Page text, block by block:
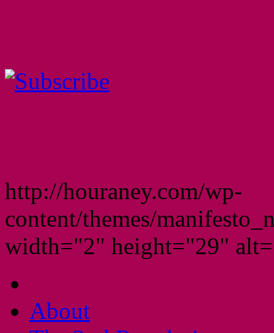
http://houraney.com/wp-
content/themes/
width="2" height="29"
About